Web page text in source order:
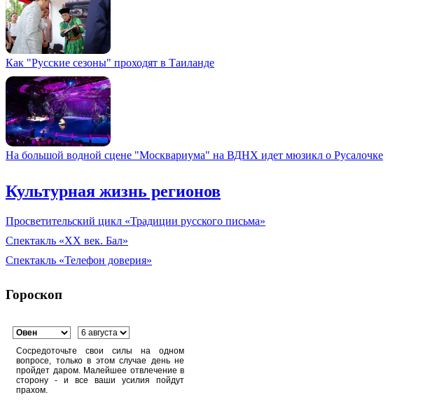
Как "Русские сезоны" проходят в Таиланде
На большой водной сцене "Москвариума" на ВДНХ идет мюзикл о Русалочке
Культурная жизнь регионов
Просветительский цикл «Традиции русского письма»
Спектакль «XX век. Бал»
Спектакль «Телефон доверия»
Гороскоп
Сосредоточьте свои силы на одном
вопросе, только в этом случае день не
пройдет даром. Малейшее отвлечение в
сторону - и все ваши усилия пойдут
прахом.